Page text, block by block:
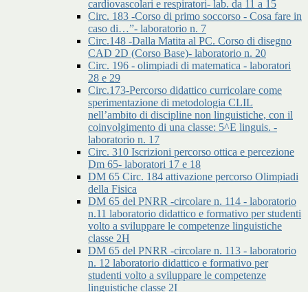
cardiovascolari e respiratori- lab. da 11 a 15
Circ. 183 -Corso di primo soccorso - Cosa fare in
caso di…”- laboratorio n. 7
Circ.148 -Dalla Matita al PC. Corso di disegno
CAD 2D (Corso Base)- laboratorio n. 20
Circ. 196 - olimpiadi di matematica - laboratori
28 e 29
Circ.173-Percorso didattico curricolare come
sperimentazione di metodologia CLIL
nell’ambito di discipline non linguistiche, con il
coinvolgimento di una classe: 5^E linguis. -
laboratorio n. 17
Circ. 310 Iscrizioni percorso ottica e percezione
Dm 65- laboratori 17 e 18
DM 65 Circ. 184 attivazione percorso Olimpiadi
della Fisica
DM 65 del PNRR -circolare n. 114 - laboratorio
n.11 laboratorio didattico e formativo per studenti
volto a sviluppare le competenze linguistiche
classe 2H
DM 65 del PNRR -circolare n. 113 - laboratorio
n. 12 laboratorio didattico e formativo per
studenti volto a sviluppare le competenze
linguistiche classe 2I